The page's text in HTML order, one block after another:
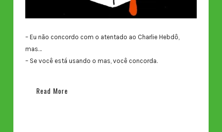
– Eu não concordo com o atentado ao Charlie Hebdô,
mas…
– Se você está usando o mas, você concorda.
Read More